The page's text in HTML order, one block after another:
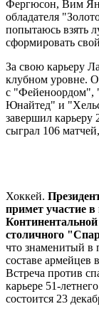
Фергюсон, Вим
обладателя
попытаюсь взять
сформировать
За свою карьеру
клубном уровне.
с "Фейеноордом",
Юнайтед" и
завершил
сыграл 106
Хоккей.
примет участие
столичного
что знаменитый в
составе армейцев
Встреча против
карьере 51-
состоится 23